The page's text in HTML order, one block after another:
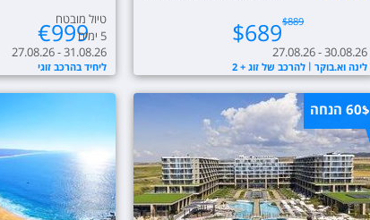
$689$889
לינה וא.בוקר להרכב של זוג + 2
27.08.26 - 30.08.26
60$ הנחה
€999
ליחיד בהרכב זוגי
טיול מובטח
27.08.26 - 31.08.26
5 ימים